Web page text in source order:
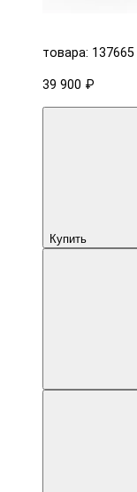
товара: 137665
39 900 ₽
Купить